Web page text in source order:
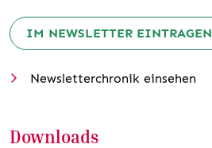
IM NEWSLETTER EINTRAGEN
Newsletterchronik einsehen
Downloads